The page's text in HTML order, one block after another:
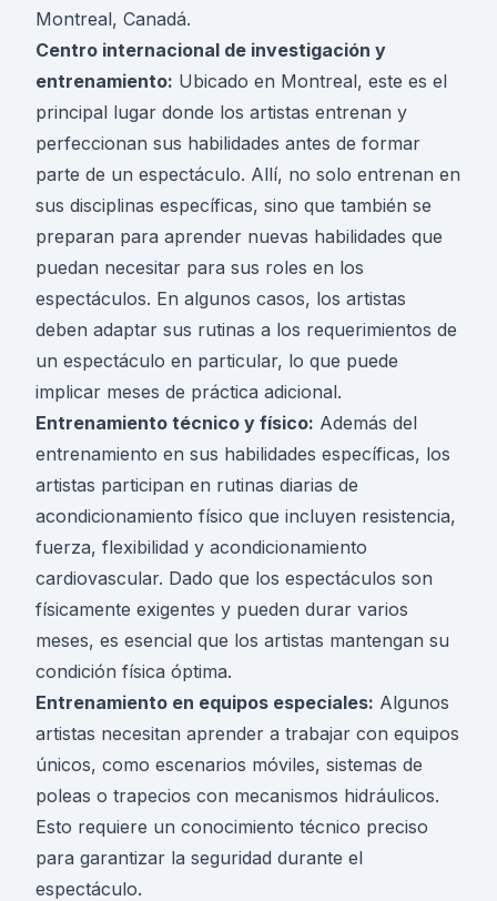
Montreal, Canadá.
Centro internacional de investigación y
entrenamiento: Ubicado en Montreal, este es el
principal lugar donde los artistas entrenan y
perfeccionan sus habilidades antes de formar
parte de un espectáculo. Allí, no solo entrenan en
sus disciplinas específicas, sino que también se
preparan para aprender nuevas habilidades que
puedan necesitar para sus roles en los
espectáculos. En algunos casos, los artistas
deben adaptar sus rutinas a los requerimientos de
un espectáculo en particular, lo que puede
implicar meses de práctica adicional.
Entrenamiento técnico y físico: Además del
entrenamiento en sus habilidades específicas, los
artistas participan en rutinas diarias de
acondicionamiento físico que incluyen resistencia,
fuerza, flexibilidad y acondicionamiento
cardiovascular. Dado que los espectáculos son
físicamente exigentes y pueden durar varios
meses, es esencial que los artistas mantengan su
condición física óptima.
Entrenamiento en equipos especiales: Algunos
artistas necesitan aprender a trabajar con equipos
únicos, como escenarios móviles, sistemas de
poleas o trapecios con mecanismos hidráulicos.
Esto requiere un conocimiento técnico preciso
para garantizar la seguridad durante el
espectáculo.